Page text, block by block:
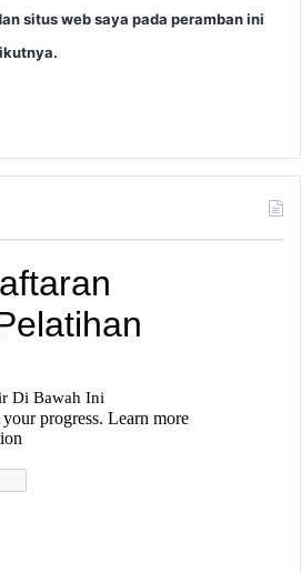
situs web saya pada peramban ini